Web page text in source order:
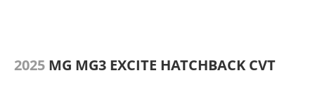
2025 MG MG3 EXCITE HATCHBACK CVT